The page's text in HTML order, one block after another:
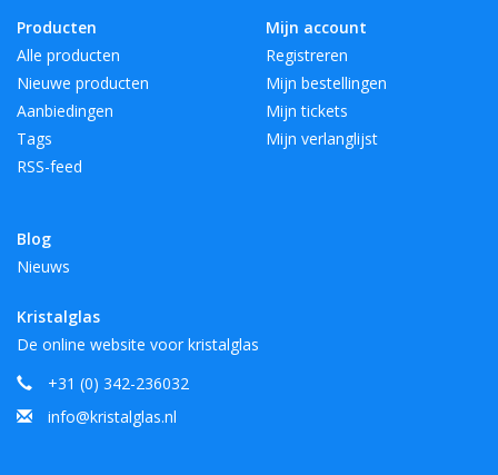
Producten
Alle producten
Nieuwe producten
Aanbiedingen
Tags
RSS-feed
Blog
Nieuws
Mijn account
Registreren
Mijn bestellingen
Mijn tickets
Mijn verlanglijst
Kristalglas
De online website voor kristalglas
+31 (0) 342-236032
info@kristalglas.nl